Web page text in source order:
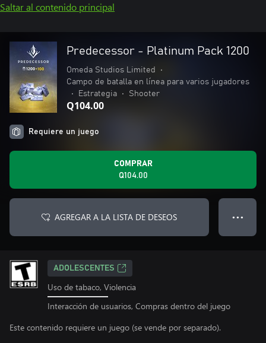
Saltar al contenido principal
Predecessor - Platinum Pack 1200
Omeda Studios Limited
•
Campo de batalla en línea para varios jugadores
•
Estrategia • Shooter
Q104.00
Requiere un juego
COMPRAR
Q104.00
AGREGAR A LA LISTA DE DESEOS ● ● ●
ADOLESCENTES
Uso de tabaco, Violencia
Interacción de usuarios, Compras dentro del juego
Este contenido requiere un juego (se vende por separado).